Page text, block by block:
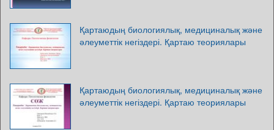
Қартаюдың биологиялық, медициналық және
әлеуметтік негіздері. Қартаю теориялары
Қартаюдың биологиялық, медициналық және
әлеуметтік негіздері. Қартаю теориялары